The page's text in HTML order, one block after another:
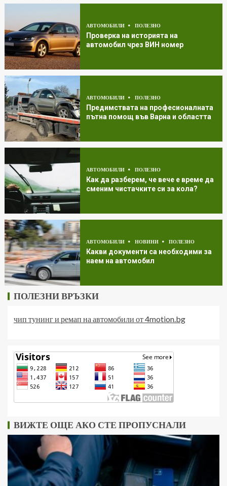
АВТОМОБИЛИ ПОЛЕЗНО
Проверка на историята на
автомобил чрез ВИН номер
АВТОМОБИЛИ ПОЛЕЗНО
Предимствата на професионалната
пътна помощ във Варна и областта
АВТОМОБИЛИ ПОЛЕЗНО
Как да разберем, че вече е време да
сменим чистачките си за кола?
АВТОМОБИЛИ НОВИНИ ПОЛЕЗНО
Какви документи са необходими за
наем на автомобил
ПОЛЕЗНИ ВРЪЗКИ
чип тунинг и ремап на автомобили от 4motion.bg
ВИЖТЕ ОЩЕ АКО СТЕ ПРОПУСНАЛИ